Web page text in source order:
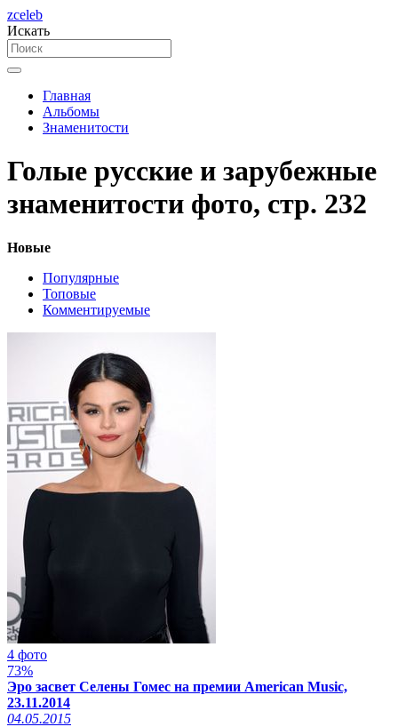
zceleb
Искать
Главная
Альбомы
Знаменитости
Голые русские и зарубежные
знаменитости фото, стр. 232
Новые
Популярные
Топовые
Комментируемые
4 фото
73%
Эро засвет Селены Гомес на премии American Music,
23.11.2014
04.05.2015